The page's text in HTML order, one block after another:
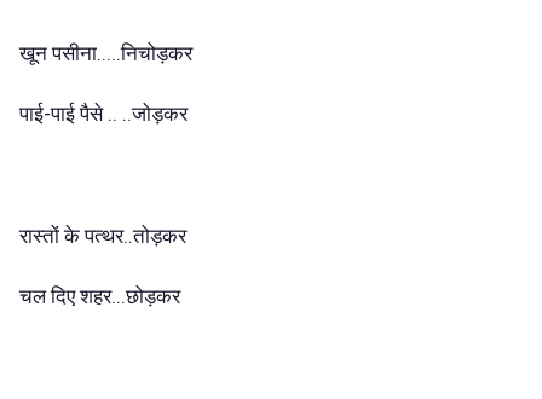
खून पसीना.....निचोड़कर
पाई-पाई पैसे .. ..जोड़कर
रास्तों के पत्थर..तोड़कर
चल दिए शहर...छोड़कर